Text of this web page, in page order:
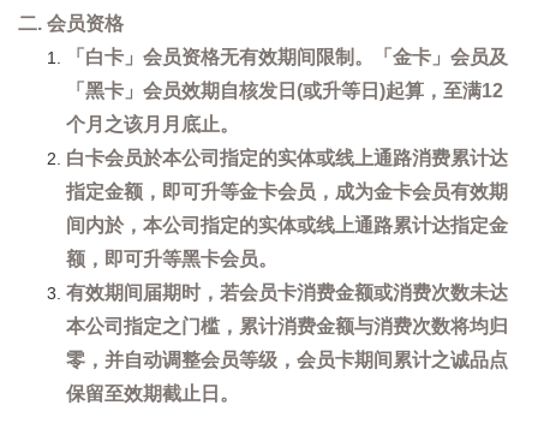
二. 会员资格
「白卡」会员资格无有效期间限制。「金卡」会员及
「黑卡」会员效期自核发日(或升等日)起算，至满12
个月之该月月底止。
白卡会员於本公司指定的实体或线上通路消费累计达
指定金额，即可升等金卡会员，成为金卡会员有效期
间内於，本公司指定的实体或线上通路累计达指定金
额，即可升等黑卡会员。
有效期间届期时，若会员卡消费金额或消费次数未达
本公司指定之门槛，累计消费金额与消费次数将均归
零，并自动调整会员等级，会员卡期间累计之诚品点
保留至效期截止日。